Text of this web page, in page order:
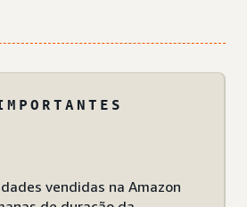
vendidas na Amazon